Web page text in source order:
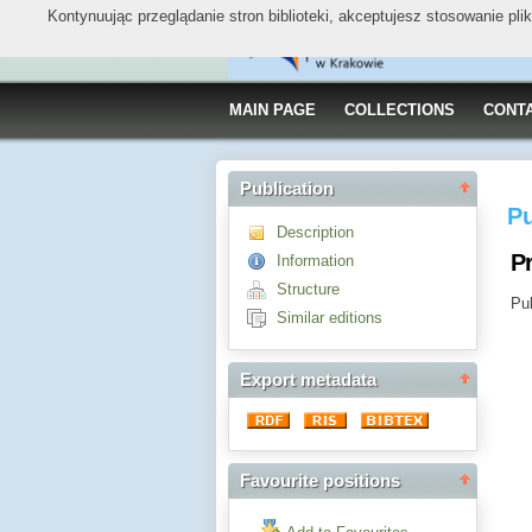
MAIN PAGE COLLECTIONS
Publication
Description
Information
Structure
Similar editions
Export metadata
Favourite positions
Kontynuując przeglądanie stron biblioteki, akceptujesz stosowanie